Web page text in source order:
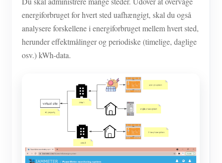
energiforbruget for hvert sted uafhængigt, skal du også
analysere forskellene i energiforbruget mellem hvert sted,
herunder effektmålinger og periodiske (timelige, daglige
osv.) kWh-data.